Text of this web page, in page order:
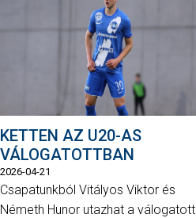
KETTEN AZ U20-AS
VÁLOGATOTTBAN
2026-04-21
Csapatunkból Vitályos Viktor és
Németh Hunor utazhat a válogatott